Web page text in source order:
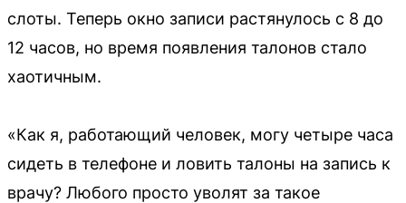
слоты. Теперь окно записи растянулось с 8 до
12 часов, но время появления талонов стало
хаотичным.
«Как я, работающий человек, могу четыре часа
сидеть в телефоне и ловить талоны на запись к
врачу? Любого просто уволят за такое